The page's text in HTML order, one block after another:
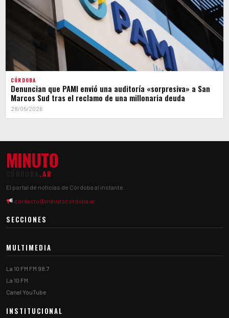
CÓRDOBA
Denuncian que PAMI envió una auditoría «sorpresiva» a San
Marcos Sud tras el reclamo de una millonaria deuda
28/05/2026
MINUTO
.AR
El portal de noticias de Córdoba al instante.
contacto@minutocordoba.ar
SECCIONES
MULTIMEDIA
La 10 FM FM 98.7
La 10 FM
Canal YouTube
INSTITUCIONAL